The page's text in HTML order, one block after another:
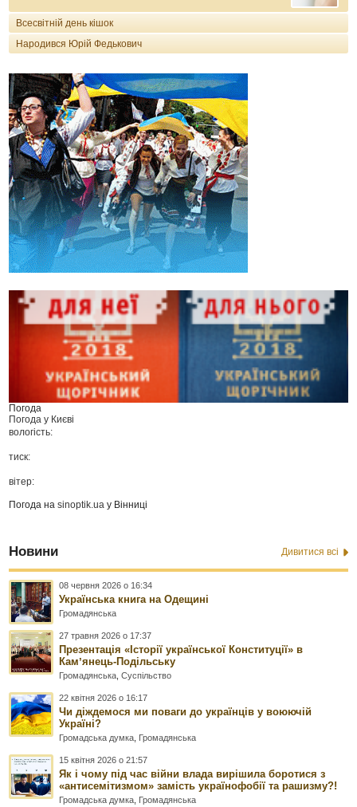
Всесвітній день кішок
Народився Юрій Федькович
Погода
Погода у Києві
вологість:
тиск:
вітер:
Погода наsinoptik.ua у Вінниці
Новини Дивитися всі
08 червня 2026 о 16:34
Українська книга на Одещині
Громадянська
27 травня 2026 о 17:37
Презентація «Історії української Конституції» в
Камʼянець-Подільську
Громадянська,Суспільство
22 квітня 2026 о 16:17
Чи діждемося ми поваги до українців у воюючій
Україні?
Громадська думка, Громадянська
15 квітня 2026 о 21:57
Як і чому під час війни влада вирішила боротися з
«антисемітизмом» замість українофобії та рашизму?!
Громадська думка, Громадянська